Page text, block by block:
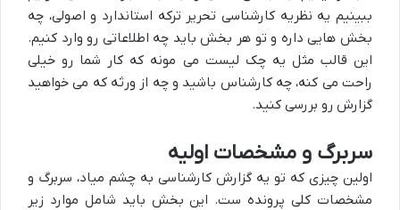
ببینیم یه نظریه کارشناسی تحریر ترکه استاندارد و اصولی، چه
بخش هایی داره و تو هر بخش باید چه اطلاعاتی رو وارد کنیم.
این قالب مثل یه چک لیست می مونه که کار شما رو خیلی
راحت می کنه، چه کارشناس باشید و چه از ورثه که می خواهید
گزارش رو بررسی کنید.
سربرگ و مشخصات اولیه
اولین چیزی که تو یه گزارش کارشناسی به چشم میاد، سربرگ و
مشخصات کلی پرونده ست. این بخش باید شامل موارد زیر